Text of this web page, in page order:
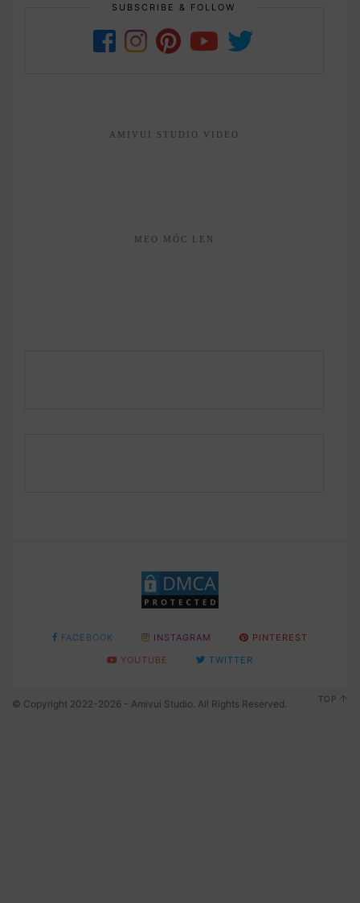
SUBSCRIBE & FOLLOW
AMIVUI STUDIO VIDEO
MẸO MÓC LEN
FACEBOOK INSTAGRAM
PINTEREST
YOUTUBE
TWITTER
© Copyright 2022-2026 - Amivui Studio. All Rights Reserved. TOP